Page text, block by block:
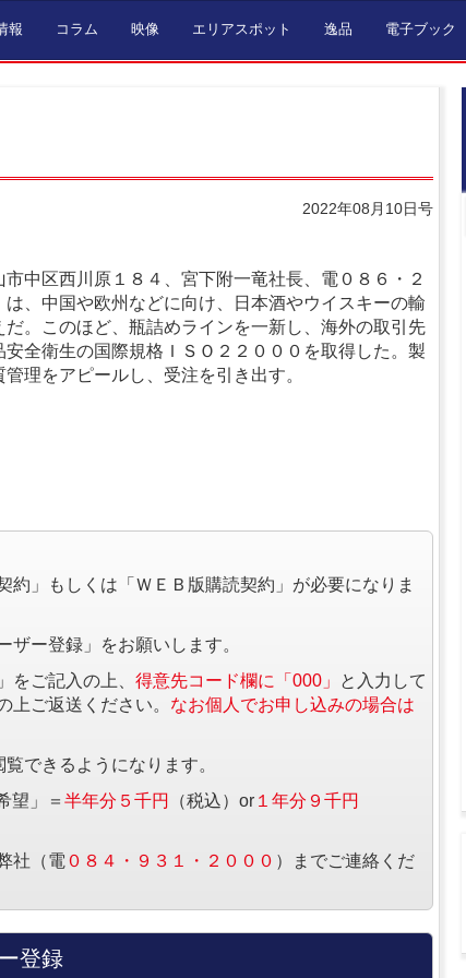
報 コラム 映像 エリアスポット 逸品 電子ブック
2022年08月10日号
中区西川原１８４、宮下附一竜社長、電０８６・２
は、中国や欧州などに向け、日本酒やウイスキーの輸
だ。このほど、瓶詰めラインを一新し、海外の取引先
安全衛生の国際規格ＩＳＯ２２０００を取得した。製
理をアピールし、受注を引き出す。
」もしくは「ＷＥＢ版購読契約」が必要になりま
ー登録」をお願いします。
ご記入の上、 得意先コード欄に「000」
と入力して
ご返送ください。 なお個人でお申し込みの場合は
できるようになります。
望」＝ 半年分５千円 （税込）or １年分９千円
社（電 ０８４・９３１・２０００ ）までご連絡くだ
登録